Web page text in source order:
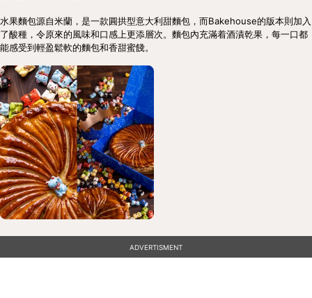
水果麵包源自米蘭，是一款圓拱型意大利甜麵包，而Bakehouse的版本則加入
了酸種，令原來的風味和口感上更添層次。麵包內充滿着酒漬乾果，每一口都
能感受到輕盈鬆軟的麵包和香甜蜜餞。
ADVERTISMENT